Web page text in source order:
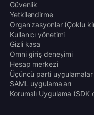
Güvenlik
Yetkilendirme
Organizasyonlar (Çoklu
Kullanıcı yönetimi
Gizli kasa
Omni giriş deneyimi
Hesap merkezi
Üçüncü parti
SAML uygulamaları
Korumalı Uygulama (SDK